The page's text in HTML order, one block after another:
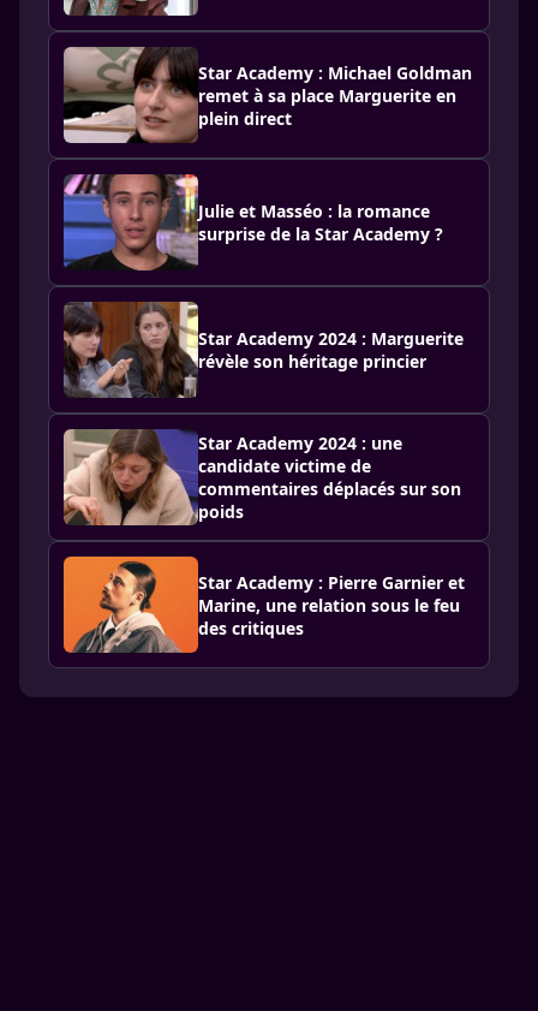
Star Academy : Michael Goldman
remet à sa place Marguerite en
plein direct
Julie et Masséo : la romance
surprise de la Star Academy ?
Star Academy 2024 : Marguerite
révèle son héritage princier
Star Academy 2024 : une
candidate victime de
commentaires déplacés sur son
poids
Star Academy : Pierre Garnier et
Marine, une relation sous le feu
des critiques